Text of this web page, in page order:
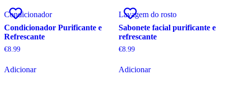
Condicionador
Condicionador Purificante e
Refrescante
€8.99
Adicionar
Lavagem do rosto
Sabonete facial purificante e
refrescante
€8.99
Adicionar